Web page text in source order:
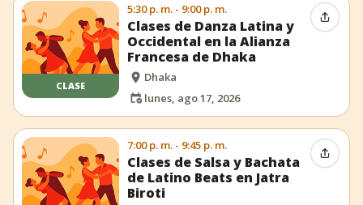
CLASE
5:30 p. m. - 9:00 p. m.
Clases de Danza Latina y
Occidental en la Alianza
Francesa de Dhaka
Dhaka
lunes, ago 17, 2026
7:00 p. m. - 9:45 p. m.
Clases de Salsa y Bachata
de Latino Beats en Jatra
Biroti